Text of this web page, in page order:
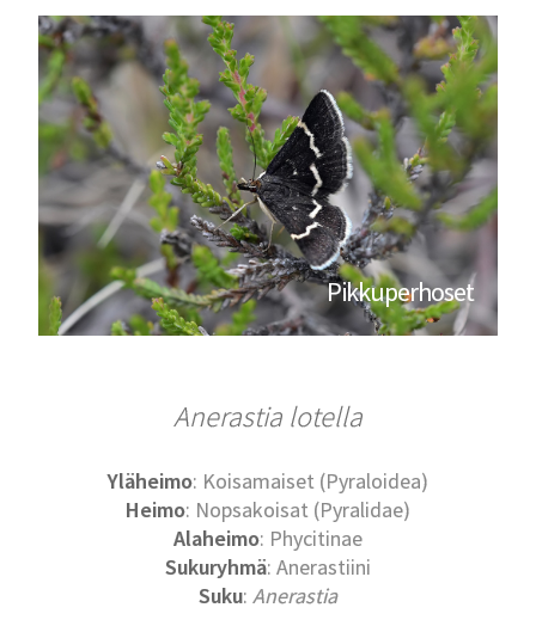
Pikkuperhoset
Anerastia lotella
Yläheimo: Koisamaiset (Pyraloidea)
Heimo: Nopsakoisat (Pyralidae)
Alaheimo: Phycitinae
Sukuryhmä: Anerastiini
Suku: Anerastia